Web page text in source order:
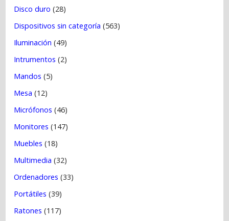
Disco duro (28)
Dispositivos sin categoría (563)
Iluminación (49)
Intrumentos (2)
Mandos (5)
Mesa (12)
Micrófonos (46)
Monitores (147)
Muebles (18)
Multimedia (32)
Ordenadores (33)
Portátiles (39)
Ratones (117)